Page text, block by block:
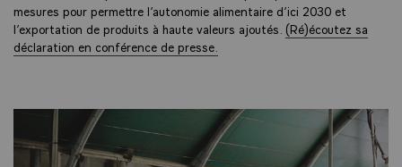
mesures pour permettre l’autonomie alimentaire d’ici 2030 et
l’exportation de produits à haute valeurs ajoutés. (Ré)écoutez sa
déclaration en conférence de presse.